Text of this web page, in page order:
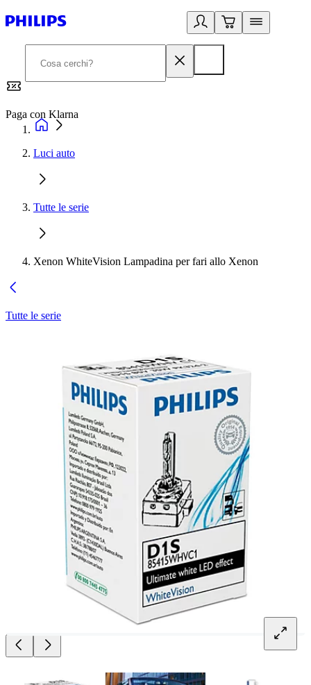
Paga con Klarna
Luci auto
Tutte le serie
Xenon WhiteVision Lampadina per fari allo Xenon
Tutte le serie